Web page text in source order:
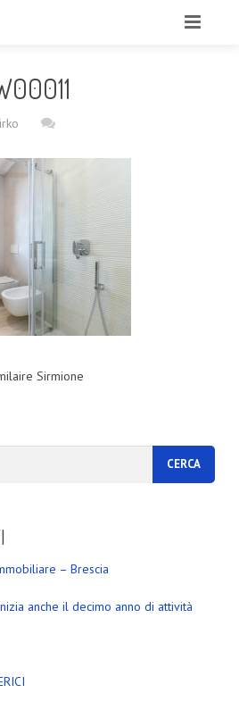
Sirmione
– Brescia
anche il decimo anno di attività